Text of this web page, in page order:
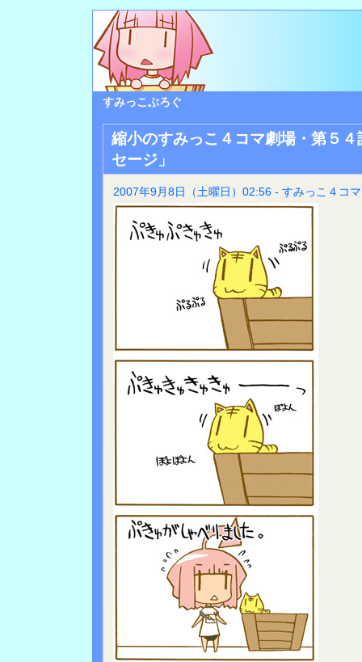
すみっこぶろぐ
縮小のすみっこ４コマ劇場・第５
セージ」
2007年9月8日（土曜日）02:56 - すみっこ４コマ